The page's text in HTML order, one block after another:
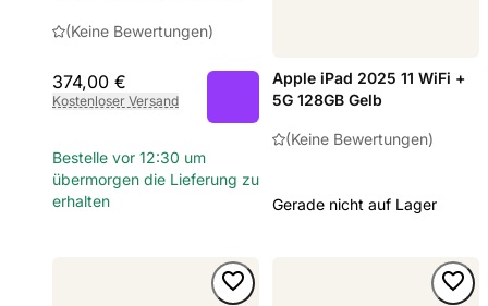
(Keine Bewertungen)
374,00 €
Kostenloser Versand
Bestelle vor 12:30 um
übermorgen die Lieferung zu
erhalten
Apple iPad 2025 11 WiFi +
5G 128GB Gelb
(Keine Bewertungen)
Gerade nicht auf Lager